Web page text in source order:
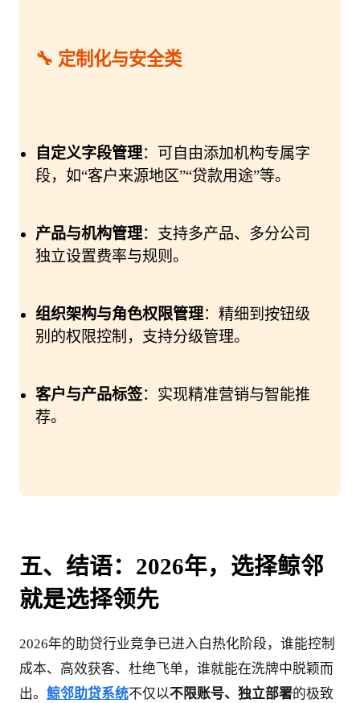
🔧 定制化与安全类
自定义字段管理：可自由添加机构专属字
段，如“客户来源地区”“贷款用途”等。
产品与机构管理：支持多产品、多分公司
独立设置费率与规则。
组织架构与角色权限管理：精细到按钮级
别的权限控制，支持分级管理。
客户与产品标签：实现精准营销与智能推
荐。
五、结语：2026年，选择鲸邻
就是选择领先
2026年的助贷行业竞争已进入白热化阶段，谁能控制
成本、高效获客、杜绝飞单，谁就能在洗牌中脱颖而
出。 鲸邻助贷系统不仅以不限账号、独立部署的极致